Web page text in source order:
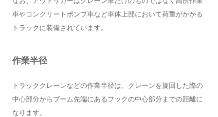
車やコンクリートポンプ車など車体上部において荷重がかかる
トラックに装備されています。
作業半径
トラッククレーンなどの作業半径は、クレーンを旋回した際の
中心部分からブーム先端にあるフックの中心部分までの距離に
なります。